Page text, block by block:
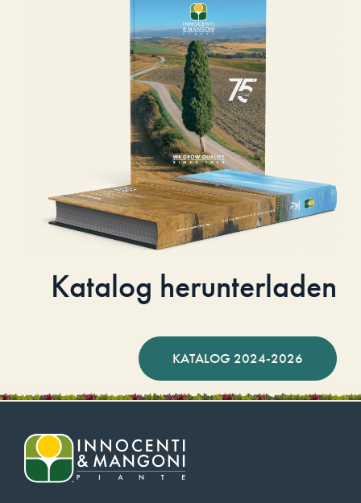
Katalog herunterladen
KATALOG 2024-2026